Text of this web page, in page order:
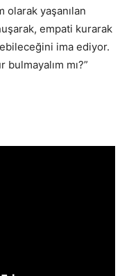
olarak yaşanılan
empati kurarak
ima ediyor.
mı?”